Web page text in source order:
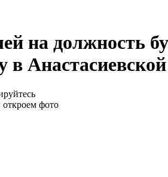
на должность
в Анастасиевской
фото